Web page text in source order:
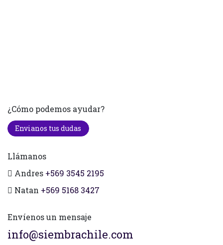
¿Cómo podemos ayudar?
Envianos tus dudas
Llámanos
Andres +569 3545 2195
Natan +569 5168 3427
Envíenos un mensaje
info@siembrachile.com